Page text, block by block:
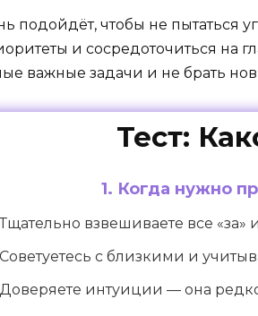
подойдёт, чтобы не пытаться
и сосредоточиться на
важные задачи и не брать
Тест:
1. Когда нужно
Тщательно взвешиваете все «за»
Советуетесь с близкими и
Доверяете интуиции — она